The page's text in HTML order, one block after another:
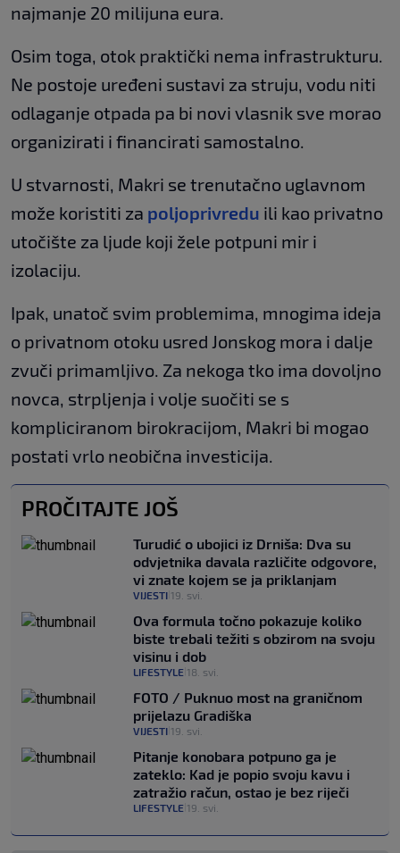
najmanje 20 milijuna eura.
Osim toga, otok praktički nema infrastrukturu.
Ne postoje uređeni sustavi za struju, vodu niti
odlaganje otpada pa bi novi vlasnik sve morao
organizirati i financirati samostalno.
U stvarnosti, Makri se trenutačno uglavnom
može koristiti za poljoprivredu ili kao privatno
utočište za ljude koji žele potpuni mir i
izolaciju.
Ipak, unatoč svim problemima, mnogima ideja
o privatnom otoku usred Jonskog mora i dalje
zvuči primamljivo. Za nekoga tko ima dovoljno
novca, strpljenja i volje suočiti se s
kompliciranom birokracijom, Makri bi mogao
postati vrlo neobična investicija.
PROČITAJTE JOŠ
Turudić o ubojici iz Drniša: Dva su
odvjetnika davala različite odgovore,
vi znate kojem se ja priklanjam
VIJESTI 19. svi.
Ova formula točno pokazuje koliko
biste trebali težiti s obzirom na svoju
visinu i dob
LIFESTYLE 18. svi.
FOTO / Puknuo most na graničnom
prijelazu Gradiška
VIJESTI 19. svi.
Pitanje konobara potpuno ga je
zateklo: Kad je popio svoju kavu i
zatražio račun, ostao je bez riječi
LIFESTYLE 19. svi.